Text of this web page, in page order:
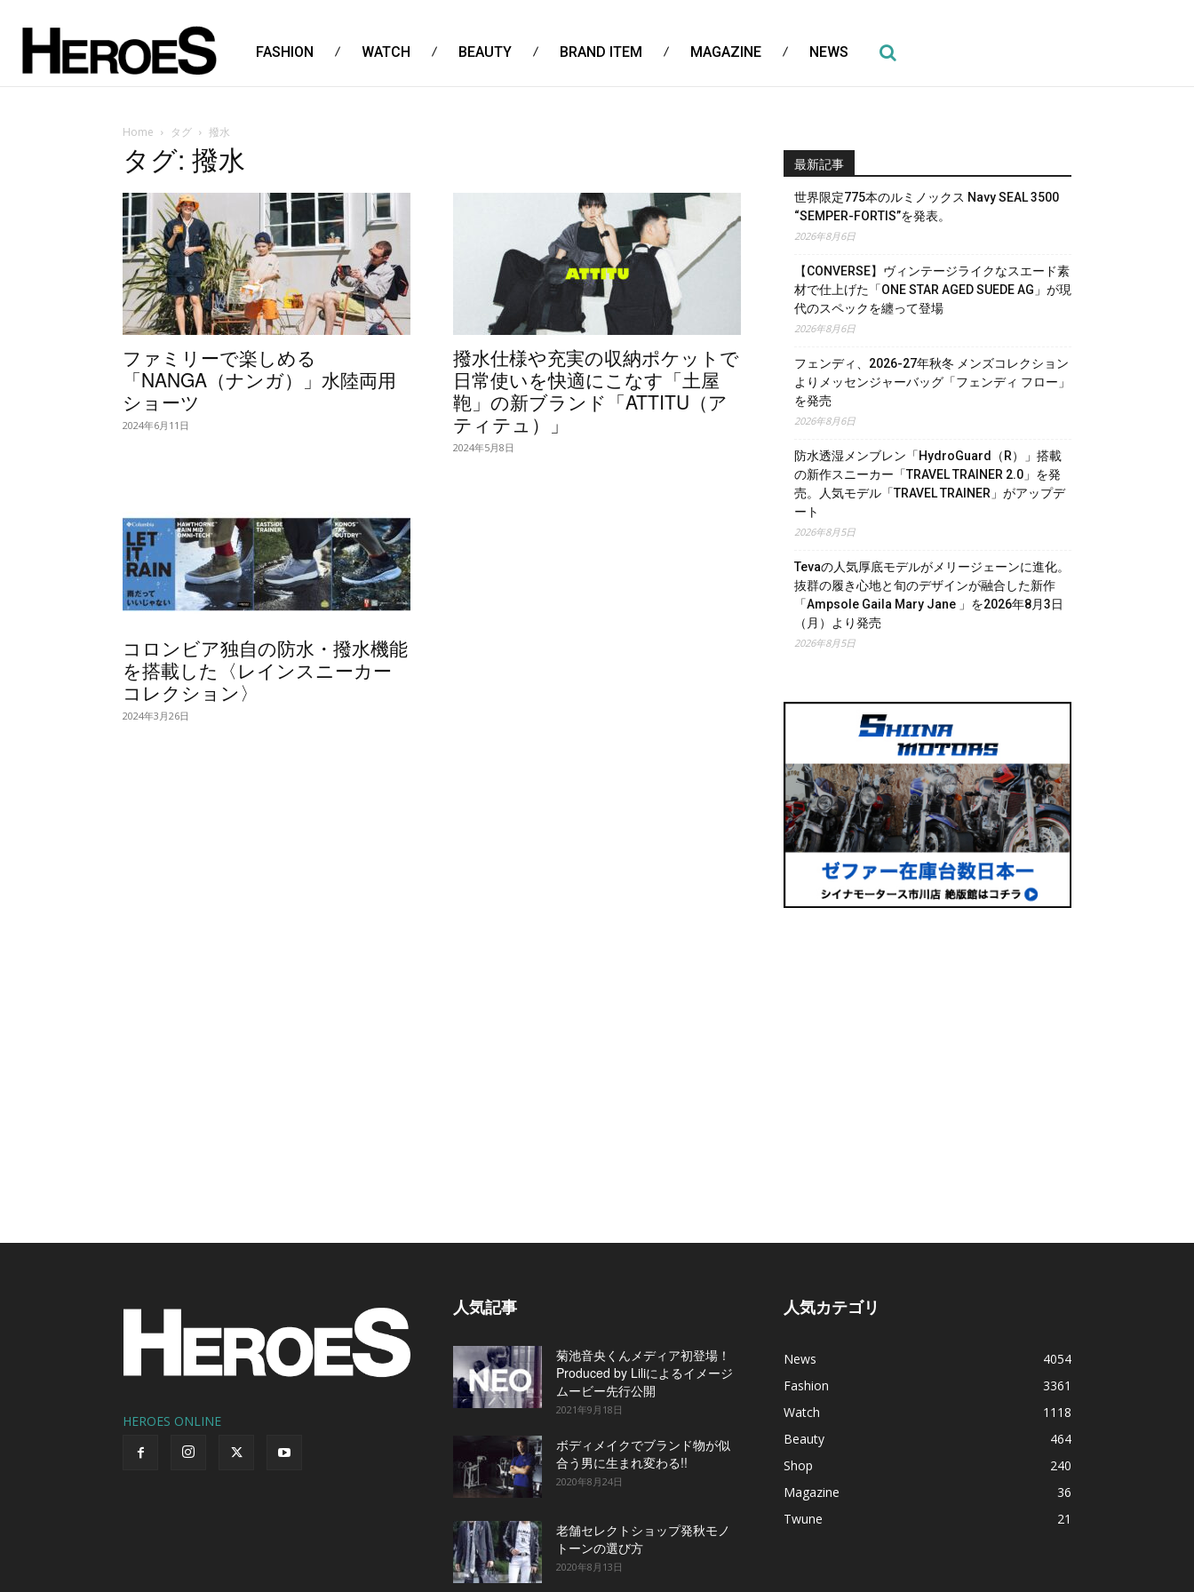
FASHION WATCH BEAUTY BRAND ITEM MAGAZINE NEWS
Home タグ 撥水
タグ: 撥水
ファミリーで楽しめる
「NANGA（ナンガ）」水陸両用
ショーツ
2024年6月11日
撥水仕様や充実の収納ポケットで
日常使いを快適にこなす「土屋
鞄」の新ブランド「ATTITU（ア
ティテュ）」
2024年5月8日
コロンビア独自の防水・撥水機能
を搭載した〈レインスニーカー
コレクション〉
2024年3月26日
最新記事
世界限定775本のルミノックス Navy SEAL 3500
“SEMPER-FORTIS”を発表。
2026年8月6日
【CONVERSE】ヴィンテージライクなスエード素
材で仕上げた「ONE STAR AGED SUEDE AG」が現
代のスペックを纏って登場
2026年8月6日
フェンディ、2026-27年秋冬 メンズコレクション
よりメッセンジャーバッグ「フェンディ フロー」
を発売
2026年8月6日
防水透湿メンブレン「HydroGuard（R）」搭載
の新作スニーカー「TRAVEL TRAINER 2.0」を発
売。人気モデル「TRAVEL TRAINER」がアップデ
ート
2026年8月5日
Tevaの人気厚底モデルがメリージェーンに進化。
抜群の履き心地と旬のデザインが融合した新作
「Ampsole Gaila Mary Jane 」を2026年8月3日
（月）より発売
2026年8月5日
HEROES ONLINE
人気記事
菊池音央くんメディア初登場！
Produced by Liliによるイメージ
ムービー先行公開
2021年9月18日
ボディメイクでブランド物が似
合う男に生まれ変わる!!
2020年8月24日
老舗セレクトショップ発秋モノ
トーンの選び方
2020年8月13日
人気カテゴリ
News
4054
Fashion
3361
Watch
1118
Beauty
464
Shop
240
Magazine
36
Twune
21